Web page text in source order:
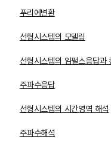
푸리에변환
선형시스템의 모델링
선형시스템의 임펄스응답과
주파수응답
선형시스템의 시간영역 해석
주파수해석